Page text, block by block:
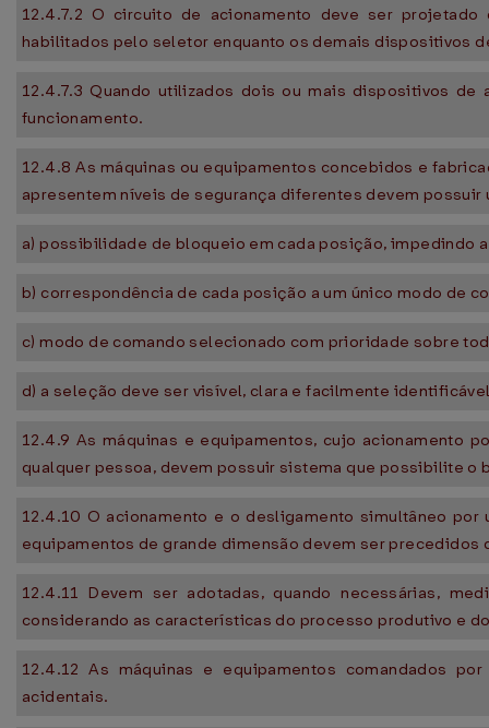
12.4.7.2 O circuito de acionamento deve ser
habilitados pelo seletor enquanto os demais dispositivos
12.4.7.3 Quando utilizados dois ou mais dispositivos
funcionamento.
12.4.8 As máquinas ou equipamentos concebidos e
apresentem níveis de segurança diferentes devem
a) possibilidade de bloqueio em cada posição, impedindo
b) correspondência de cada posição a um único modo de
c) modo de comando selecionado com prioridade sobre
d) a seleção deve ser visível, clara e facilmente
12.4.9 As máquinas e equipamentos, cujo acionamento
qualquer pessoa, devem possuir sistema que possibilite
12.4.10 O acionamento e o desligamento simultâneo
equipamentos de grande dimensão devem ser precedidos
12.4.11 Devem ser adotadas, quando necessárias,
considerando as características do processo produtivo e
12.4.12 As máquinas e equipamentos comandados
acidentais.